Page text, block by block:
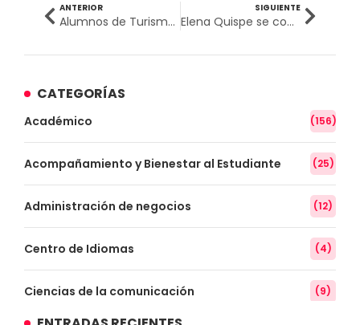
ANTERIOR
Alumnos de Turismo, Hotelería y Gastronomía realizaron festival gastronómico con platos típicos
SIGUIENTE
Elena Quispe se convirtió en la primera Médico Cirujano titulada bajo modalidad de artículo científico de la UPSJB
CATEGORÍAS
Académico (156)
Acompañamiento y Bienestar al Estudiante (25)
Administración de negocios (12)
Centro de Idiomas (4)
Ciencias de la comunicación (9)